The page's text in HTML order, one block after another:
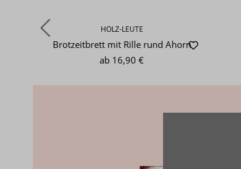
HOLZ-LEUTE
Brotzeitbrett mit Rille rund Ahorn
ab 16,90 €